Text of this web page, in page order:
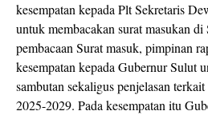
kesempatan kepada Plt Sekretaris
untuk membacakan surat masukan di
pembacaan Surat masuk, pimpinan
kesempatan kepada Gubernur Sulut
sambutan sekaligus penjelasan
2025-2029. Pada kesempatan itu